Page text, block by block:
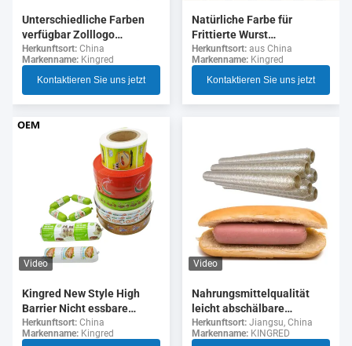
Unterschiedliche Farben
verfügbar Zolllogo
Flexographie Druck 5
Schichten Wurst Gehäuse
für Wurst
Herkunftsort: China
Markenname: Kingred
Kontaktieren Sie uns jetzt
Natürliche Farbe für
Frittierte Wurst
Kollagenhülsen
Herkunftsort: aus China
Markenname: Kingred
Kontaktieren Sie uns jetzt
Video
Kingred New Style High
Barrier Nicht essbare
Polyamid Wurst Gehäuse
Lebensmittelqualität
Herkunftsort: China
Markenname: Kingred
Video
Nahrungsmittelqualität
leicht abschälbare
durchsichtige Zellulose-
Wurst-Hülle für Hotdogs
Herkunftsort: Jiangsu, China
Markenname: KINGRED